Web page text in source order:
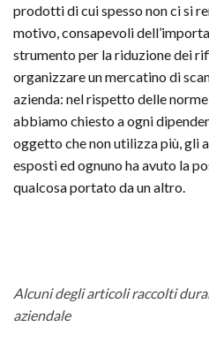
prodotti di cui spesso non ci si
motivo, consapevoli
strumento per la riduzione dei
organizzare un mercatino di
azienda: nel rispetto delle
abbiamo chiesto a ogni
oggetto che non utilizza più, gli
esposti ed ognuno ha avuto la
qualcosa portato da un altro.
Alcuni degli articoli raccolti
aziendale